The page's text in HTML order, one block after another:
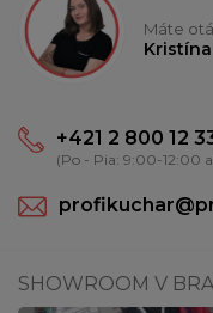
Máte
+421 2 800 12
(Po - Pia: 9:00-12:00
SHOWROOM V